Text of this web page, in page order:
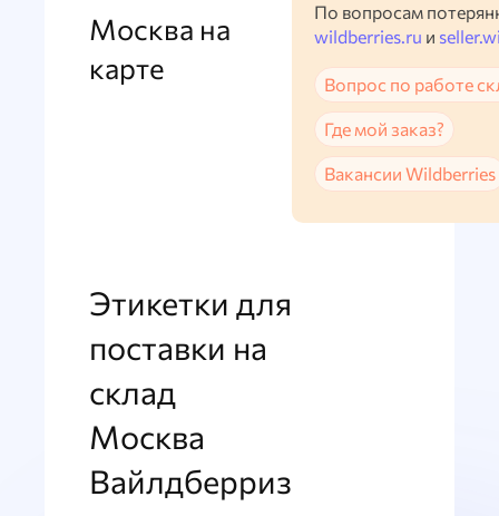
Москва на
карте
Этикетки для
поставки на
склад
Москва
Вайлдберриз
По вопросам
wildberries.ru и
Вопрос по работе
Где мой заказ?
Вакансии Wildberries